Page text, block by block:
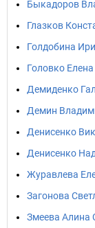
Быкадоров
Глазков
Голдобина
Головко
Демиденко
Демин
Денисенко
Денисенко
Журавлева
Загонова
Змеева Алина